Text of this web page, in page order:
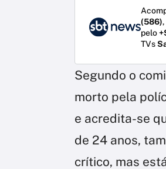
(586),
pelo
TVs
Segundo o
morto pela
e acredita-se
de 24 anos,
crítico, mas